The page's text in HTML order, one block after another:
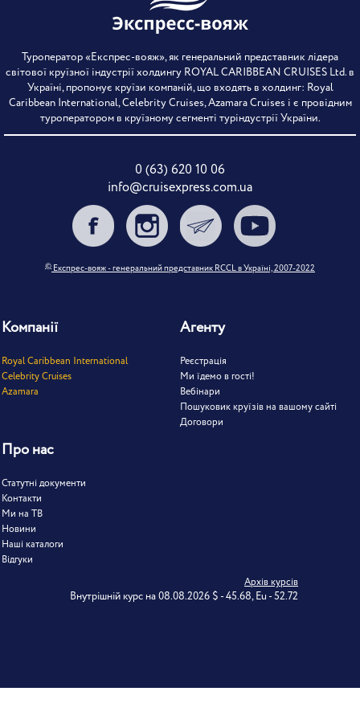
Туроператор «Експрес-вояж», як генеральний представник лідера
світової круїзної індустрії холдингу ROYAL CARIBBEAN CRUISES Ltd. в
Україні, пропонує круїзи компаній, що входять в холдинг: Royal
Caribbean International, Celebrity Cruises, Azamara Cruises і є провідним
туроператором в круїзному сегменті туріндустрії України.
0 (63) 620 10 06
info@cruisexpress.com.ua
© Експрес-вояж - генеральний представник RCCL в Україні, 2007-2022
Компанії
Royal Caribbean International
Celebrity Cruises
Azamara
Агенту
Реєстрація
Ми їдемо в гості!
Вебінари
Пошуковик круїзів на вашому сайті
Договори
Про нас
Статутні документи
Контакти
Ми на ТВ
Новини
Наші каталоги
Відгуки
Архів курсів
Внутрішній курс на 08.08.2026 $ - 45.68, Eu - 52.72